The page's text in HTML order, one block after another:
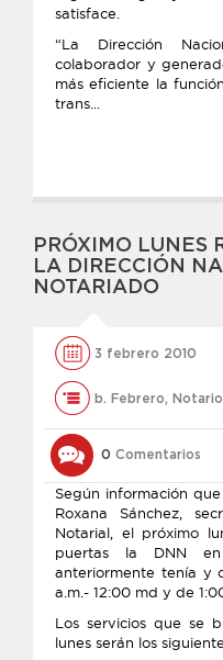
satisface.
“La Dirección
colaborador y
más eficiente la
trans...
PRÓXIMO LUNES
LA DIRECCIÓN
NOTARIADO
3 febrero 2010
b. Febrero,
0 Comentarios
Según información
Roxana Sánchez,
Notarial, el próximo
puertas la DNN
anteriormente tenía y
a.m.- 12:00 md y de
Los servicios que se
lunes serán los